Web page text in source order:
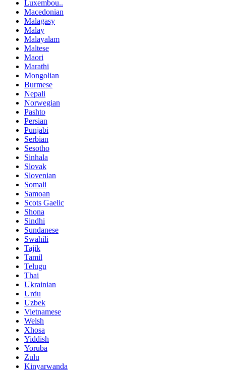
Luxembou..
Macedonian
Malagasy
Malay
Malayalam
Maltese
Maori
Marathi
Mongolian
Burmese
Nepali
Norwegian
Pashto
Persian
Punjabi
Serbian
Sesotho
Sinhala
Slovak
Slovenian
Somali
Samoan
Scots Gaelic
Shona
Sindhi
Sundanese
Swahili
Tajik
Tamil
Telugu
Thai
Ukrainian
Urdu
Uzbek
Vietnamese
Welsh
Xhosa
Yiddish
Yoruba
Zulu
Kinyarwanda